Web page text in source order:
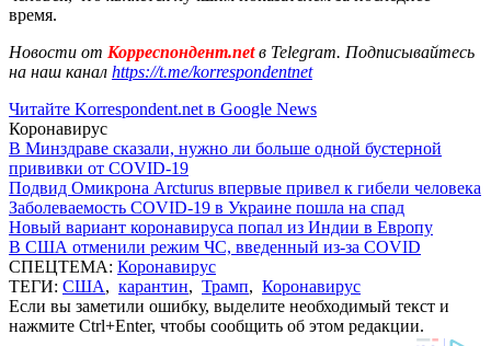
время.
Новости от Корреспондент.netв Telegram. Подписывайтесь
на наш канал https://t.me/korrespondentnet
Читайте Korrespondent.net в Google News
Коронавирус
В Минздраве сказали, нужно ли больше одной бустерной
прививки от COVID-19
Подвид Омикрона Arcturus впервые привел к гибели человека
Заболеваемость COVID-19 в Украине пошла на спад
Новый вариант коронавируса попал из Индии в Европу
В США отменили режим ЧС, введенный из-за COVID
СПЕЦТЕМА: Коронавирус
ТЕГИ: США, карантин, Трамп, Коронавирус
Если вы заметили ошибку, выделите необходимый текст и
нажмите Ctrl+Enter, чтобы сообщить об этом редакции.